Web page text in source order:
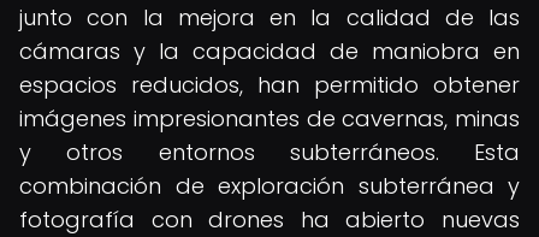
junto con la mejora en la calidad de las
cámaras y la capacidad de maniobra en
espacios reducidos, han permitido obtener
imágenes impresionantes de cavernas, minas
y otros entornos subterráneos. Esta
combinación de exploración subterránea y
fotografía con drones ha abierto nuevas